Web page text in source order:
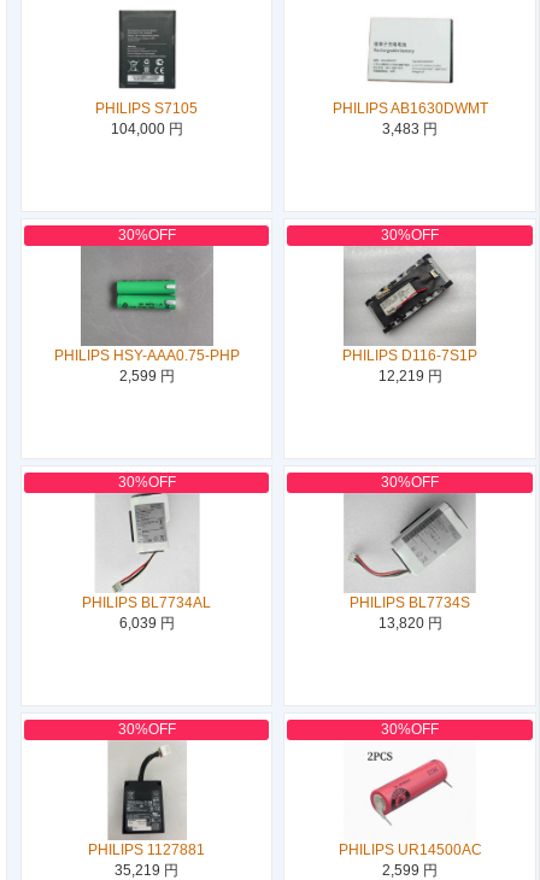
PHILIPS S7105
104,000 円
PHILIPS AB1630DWMT
3,483 円
30%OFF
PHILIPS HSY-AAA0.75-PHP
2,599 円
30%OFF
PHILIPS D116-7S1P
12,219 円
30%OFF
PHILIPS BL7734AL
6,039 円
30%OFF
PHILIPS BL7734S
13,820 円
30%OFF
PHILIPS 1127881
35,219 円
30%OFF
PHILIPS UR14500AC
2,599 円